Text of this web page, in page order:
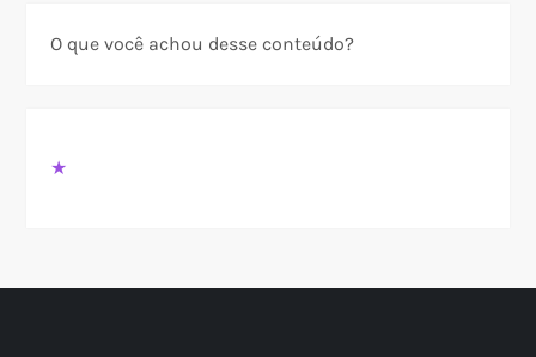
O que você achou desse conteúdo?
★